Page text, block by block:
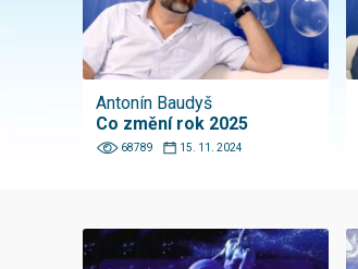
Antonín Baudyš
Co změní rok 2025
68789 15. 11. 2024